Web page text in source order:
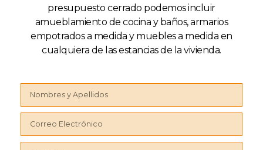
presupuesto cerrado podemos incluir
amueblamiento de cocina y baños, armarios
empotrados a medida y muebles a medida en
cualquiera de las estancias de la vivienda.